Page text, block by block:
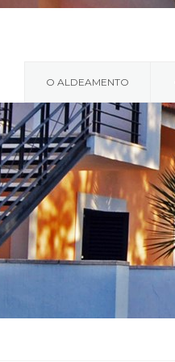
O ALDEAMENTO